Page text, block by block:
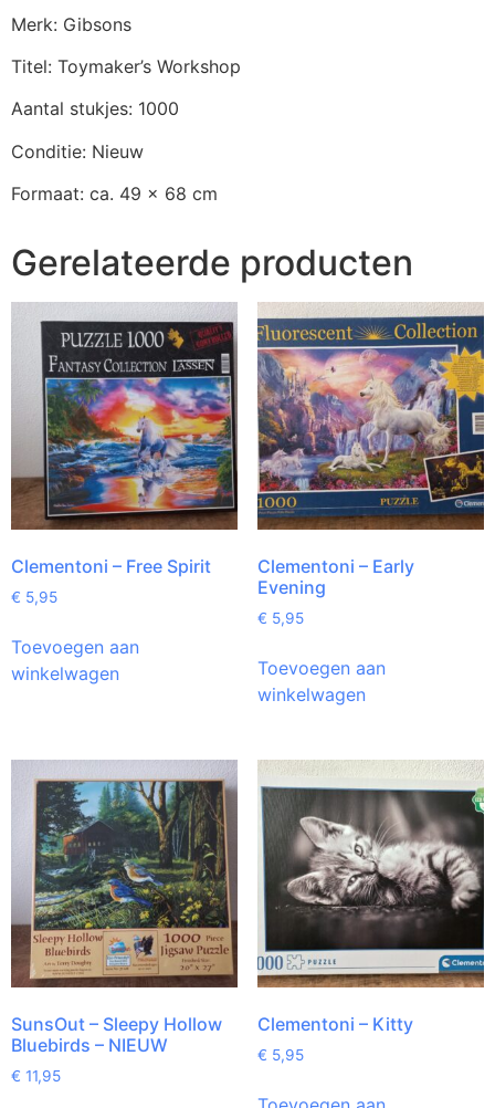
Merk: Gibsons
Titel: Toymaker’s Workshop
Aantal stukjes: 1000
Conditie: Nieuw
Formaat: ca. 49 x 68 cm
Gerelateerde producten
Clementoni – Free Spirit
€ 5,95
Toevoegen aan
winkelwagen
Clementoni – Early
Evening
€ 5,95
Toevoegen aan
winkelwagen
SunsOut – Sleepy Hollow
Bluebirds – NIEUW
€ 11,95
Clementoni – Kitty
€ 5,95